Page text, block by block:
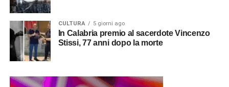
CULTURA 5 giorni ago
In Calabria premio al sacerdote Vincenzo
Stissi, 77 anni dopo la morte